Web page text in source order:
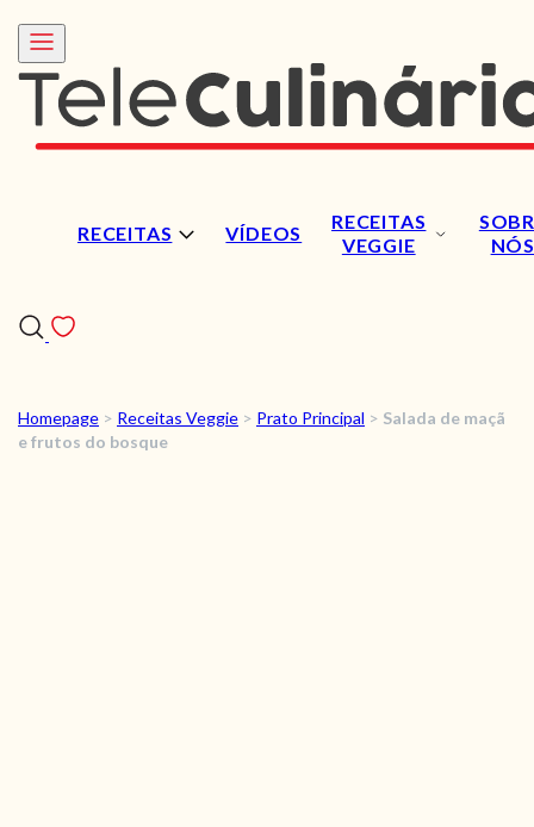
RECEITAS VÍDEOS
RECEITAS
VEGGIE
NÓS
RECEITAS
Homepage > Receitas Veggie > Prato Principal > Salada de maçã
e frutos do bosque